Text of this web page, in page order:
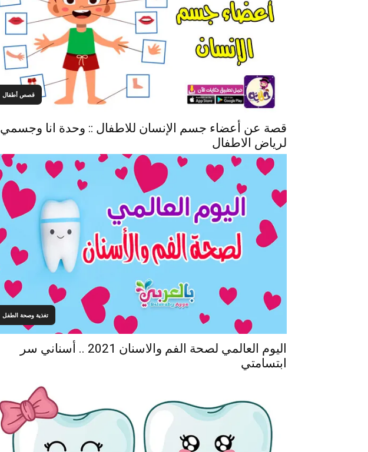
قصص أطفال
قصة عن أعضاء جسم الإنسان للاطفال :: وحدة انا وجسمي
لرياض الاطفال
تغذية وصحة الطفل
اليوم العالمي لصحة الفم والاسنان 2021 .. أسناني سر
ابتسامتي